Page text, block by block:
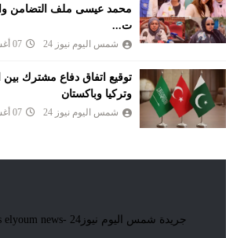
محمد عيسى ملف التضامن
ت...
شمس اليوم نيوز 24 07 أغسطس 2026
توقيع اتفاق دفاع مشترك بين
وتركيا وباكستان
شمس اليوم نيوز 24 07 أغسطس 2026